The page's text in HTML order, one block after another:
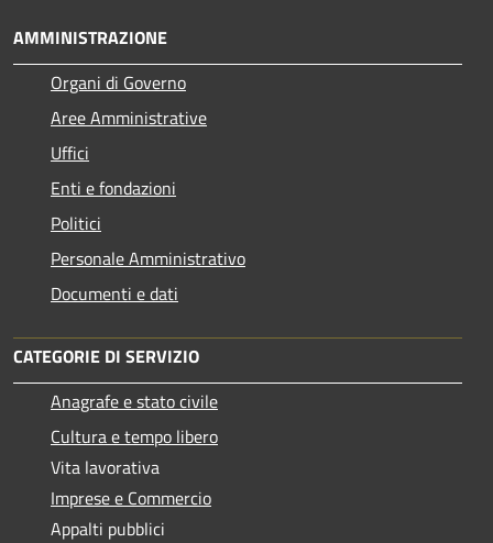
AMMINISTRAZIONE
Organi di Governo
Aree Amministrative
Uffici
Enti e fondazioni
Politici
Personale Amministrativo
Documenti e dati
CATEGORIE DI SERVIZIO
Anagrafe e stato civile
Cultura e tempo libero
Vita lavorativa
Imprese e Commercio
Appalti pubblici